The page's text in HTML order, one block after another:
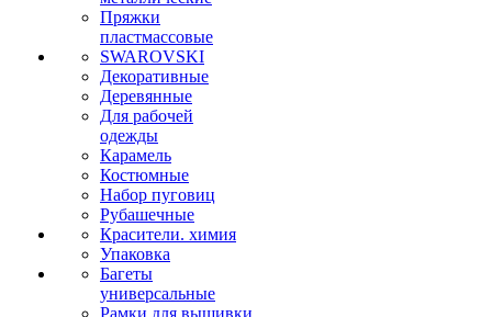
Пряжки
пластмассовые
SWAROVSKI
Декоративные
Деревянные
Для рабочей
одежды
Карамель
Костюмные
Набор пуговиц
Рубашечные
Красители. химия
Упаковка
Багеты
универсальные
Рамки для вышивки